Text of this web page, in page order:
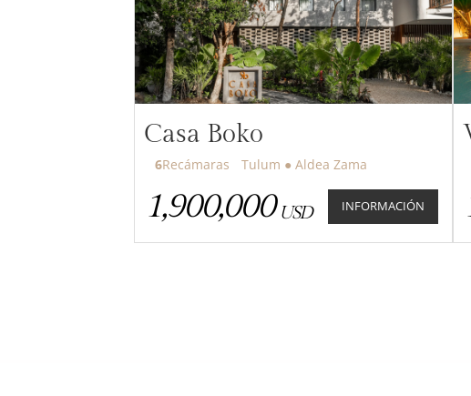
Casa Boko
6Recámaras Tulum ● Aldea Zama
1,900,000 USD INFORMACIÓN